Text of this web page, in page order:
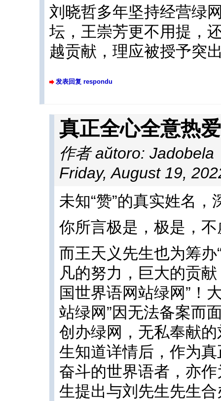
刘晓哲多年坚持经营绿
坛，王崇芳更不用提，
越贡献，理应被授予突
发表回复 respondu
真正全心全意热
作者 aŭtoro: Jadobela
Friday, August 19,
未知“赞”的真实姓名，
你所言极是，极是，
而王天义先生也为筹
凡的努力，巨大的贡
国世界语网站绿网”！
站绿网”因无法备案而
创办绿网，无私奉献
生知道详情后，作为
奋斗的世界语者，亦
生提出与刘先生先生